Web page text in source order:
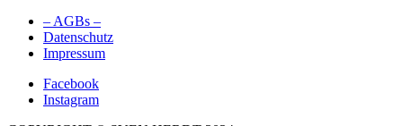
– AGBs –
Datenschutz
Impressum
Facebook
Instagram